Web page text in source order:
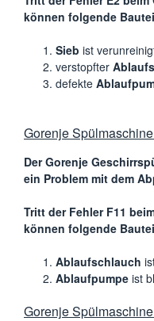
können folgende
Sieb ist
verstopfter
defekte
Gorenje
Der Gorenje
ein Problem mit dem
Tritt der Fehler F11
können folgende
Ablaufschlauch
Ablaufpumpe ist
Gorenje